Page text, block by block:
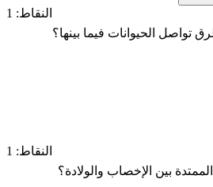
النقاط: 1
تواصل الحيوانات فيما بينها؟
النقاط: 1
بين الإخصاب والولادة؟